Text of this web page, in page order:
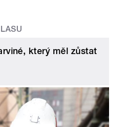
který měl zůstat